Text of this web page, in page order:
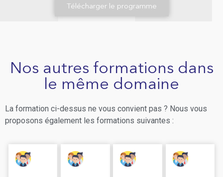
Télécharger le programme
Nos autres formations dans
le même domaine
La formation ci-dessus ne vous convient pas ? Nous vous
proposons également les formations suivantes :